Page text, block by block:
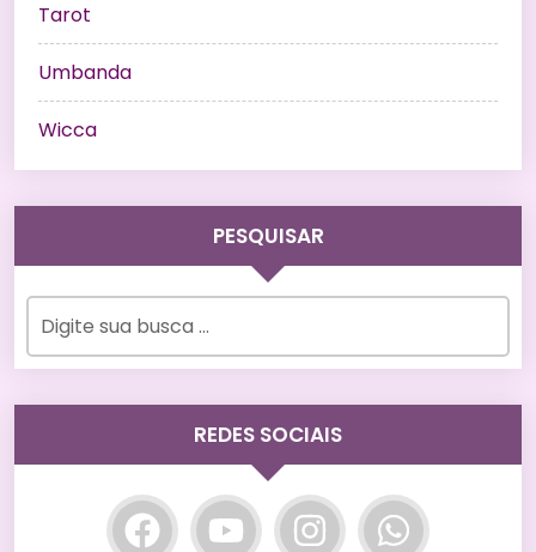
Tarot
Umbanda
Wicca
PESQUISAR
REDES SOCIAIS